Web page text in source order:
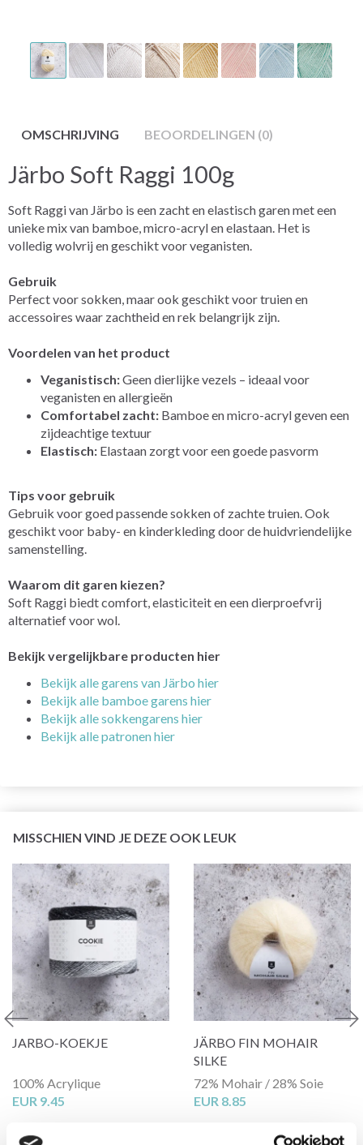
OMSCHRIJVING BEOORDELINGEN (0)
Järbo Soft Raggi 100g
Soft Raggi van Järbo is een zacht en elastisch garen met een
unieke mix van bamboe, micro-acryl en elastaan. Het is
volledig wolvrij en geschikt voor veganisten.
Gebruik
Perfect voor sokken, maar ook geschikt voor truien en
accessoires waar zachtheid en rek belangrijk zijn.
Voordelen van het product
Veganistisch:Geen dierlijke vezels – ideaal voor
veganisten en allergieën
Comfortabel zacht: Bamboe en micro-acryl geven een
zijdeachtige textuur
Elastisch: Elastaan zorgt voor een goede pasvorm
Tips voor gebruik
Gebruik voor goed passende sokken of zachte truien. Ook
geschikt voor baby- en kinderkleding door de huidvriendelijke
samenstelling.
Waarom dit garen kiezen?
Soft Raggi biedt comfort, elasticiteit en een dierproefvrij
alternatief voor wol.
Bekijk vergelijkbare producten hier
Bekijk alle garens van Järbo hier
Bekijk alle bamboe garens hier
Bekijk alle sokkengarens hier
Bekijk alle patronen hier
MISSCHIEN VIND JE DEZE OOK LEUK
JARBO-KOEKJE
100% Acrylique
EUR 9.45
JÄRBO FIN MOHAIR
SILKE
72% Mohair / 28% Soie
EUR 8.85